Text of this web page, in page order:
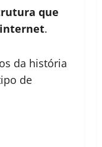
que
.
da história
de